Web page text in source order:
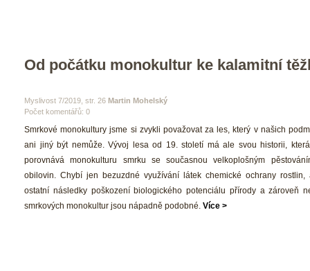
Od počátku monokultur ke kalamitní
Myslivost 7/2019, str. 26 Martin Mohelský
Počet komentářů: 0
Smrkové monokultury jsme si zvykli považovat za les, který v našich
ani jiný být nemůže. Vývoj lesa od 19. století má ale svou historii,
porovnává monokulturu smrku se současnou velkoplošným
obilovin. Chybí jen bezuzdné využívání látek chemické ochrany rostlin,
ostatní následky poškození biologického potenciálu přírody a zároveň
mrkových monokultur jsou nápadně podobné. Více >